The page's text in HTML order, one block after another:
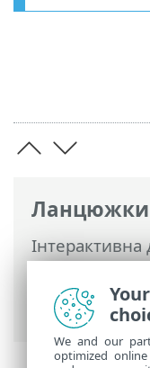
Ланцюжки
Інтерактивна
Security for
Інсталяція /
до останньої
We and our
optimized